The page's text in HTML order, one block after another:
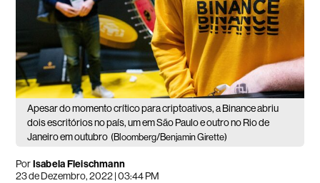
Apesar do momento crítico para criptoativos, a Binance abriu
dois escritórios no país, um em São Paulo e outro no Rio de
Janeiro em outubro (Bloomberg/Benjamin Girette)
PorIsabela Fleischmann
23 de Dezembro, 2022 | 03:44 PM